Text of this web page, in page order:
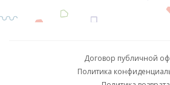
Договор публичной
Политика